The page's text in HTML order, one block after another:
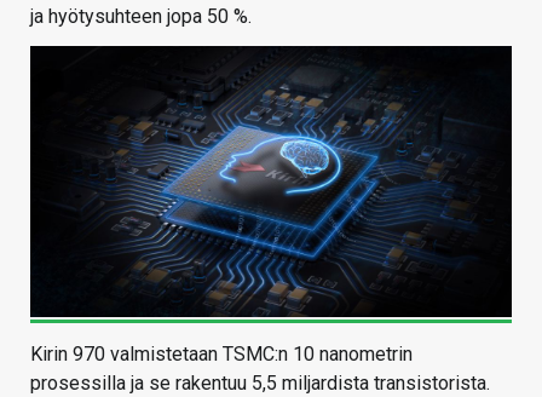
ja hyötysuhteen jopa 50 %.
Kirin 970 valmistetaan TSMC:n 10 nanometrin
prosessilla ja se rakentuu 5,5 miljardista transistorista.